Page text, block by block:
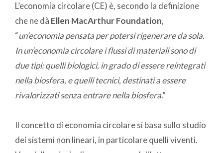
L’economia circolare (CE) è, secondo la definizione
che ne dà Ellen MacArthur Foundation,
“un’economia pensata per potersi rigenerare da sola.
In un’economia circolare i flussi di materiali sono di
due tipi: quelli biologici, in grado di essere reintegrati
nella biosfera, e quelli tecnici, destinati a essere
rivalorizzati senza entrare nella biosfera.”
Il concetto di economia circolare si basa sullo studio
dei sistemi non lineari, in particolare quelli viventi.